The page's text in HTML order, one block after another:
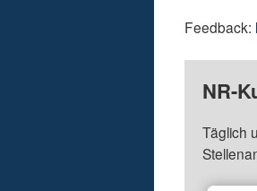
Feedback:
NR-
Täglich